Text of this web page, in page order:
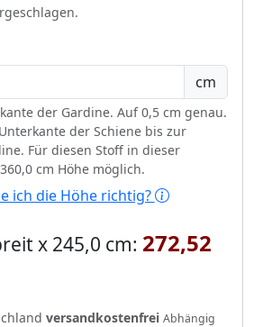
cm
der Gardine. Auf 0,5 cm genau.
der Schiene bis zur
Für diesen Stoff in dieser
cm Höhe möglich.
ich die Höhe richtig?
x 245,0 cm: 272,52
versandkostenfrei Abhängig